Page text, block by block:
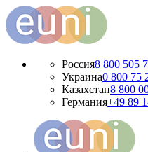
Россия8 800 505
Украина0 800 75
Казахстан8 800
Германия+49 89